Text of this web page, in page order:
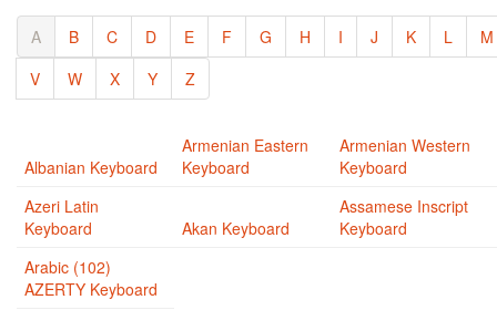
A B C D E F G H I J K L
M
V
W X Y Z
Albanian Keyboard
Armenian Eastern
Keyboard
Armenian Western
Keyboard
Azeri Latin
Keyboard
Akan Keyboard
Assamese Inscript
Keyboard
Arabic (102)
AZERTY Keyboard